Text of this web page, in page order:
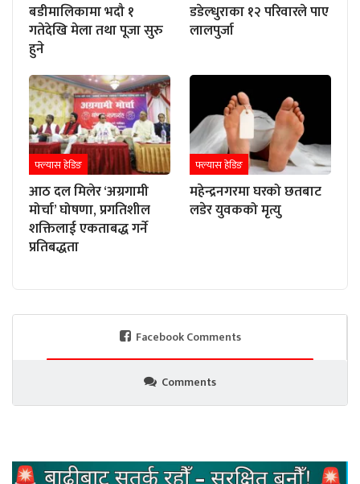
बडीमालिकामा भदौ १
गतेदेखि मेला तथा पूजा सुरु
हुने
डडेल्धुराका १२ परिवारले पाए
लालपुर्जा
फ्ल्यास हेडिङ
आठ दल मिलेर ‘अग्रगामी
मोर्चा’ घोषणा, प्रगतिशील
शक्तिलाई एकताबद्ध गर्ने
प्रतिबद्धता
फ्ल्यास हेडिङ
महेन्द्रनगरमा घरको छतबाट
लडेर युवकको मृत्यु
Facebook Comments
Comments